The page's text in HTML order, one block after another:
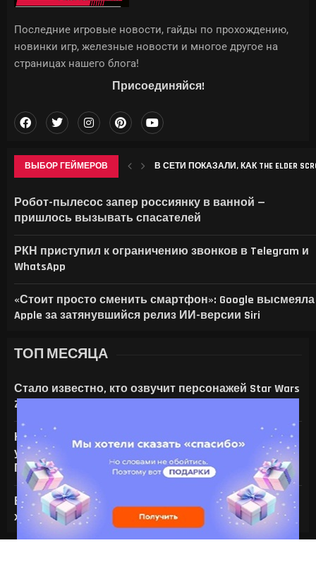
ВЫБОР ГЕЙМЕРОВ В СЕТИ ПОКАЗАЛИ, КАК THE ELDER
Робот-пылесос запер россиянку в ванной —
пришлось вызывать спасателей
РКН приступил к ограничению звонков в Telegram и
WhatsApp
«Стоит просто сменить смартфон»: Google высмеяла
Apple за затянувшийся релиз ИИ-версии Siri
Последние игровые новости, гайды по прохождению,
новинки игр, железные новости и многое другое на
страницах нашего блога!
Присоединяйся!
ТОП МЕСЯЦА
Стало известно, кто озвучит персонажей Star Wars
Zero Company
На что только не идут ради ИИ — энтузиаст
установил серверную NVIDIA Tesla V100 в игровой
ПК с RTX 4080
Все амулеты и кольца в Gothic 1 Remake:
характеристики и способы получения